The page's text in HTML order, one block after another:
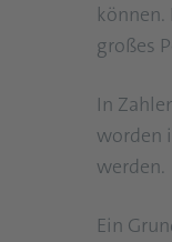
großes
In
worden
werden.
Ein